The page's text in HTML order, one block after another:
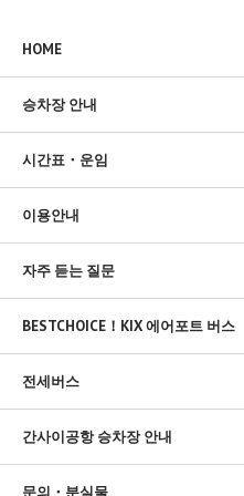
HOME
승차장 안내
시간표・운임
이용안내
자주 듣는 질문
BESTCHOICE！KIX 에어포트 버스
전세버스
간사이공항 승차장 안내
문의・분실물